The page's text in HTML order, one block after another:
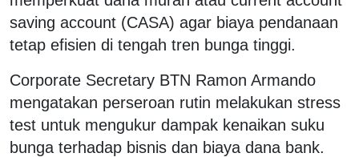
saving account (CASA) agar biaya pendanaan
tetap efisien di tengah tren bunga tinggi.
Corporate Secretary BTN Ramon Armando
mengatakan perseroan rutin melakukan stress
test untuk mengukur dampak kenaikan suku
bunga terhadap bisnis dan biaya dana bank.